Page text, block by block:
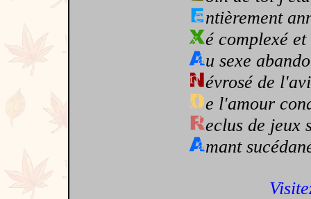
ntièrement
é complexé
u sexe
évrosé de
e l'amour
eclus de jeux
mant